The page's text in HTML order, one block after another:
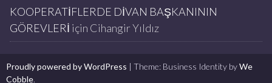
KOOPERATİFLERDE DİVAN BAŞKANININ
GÖREVLERİ için Cihangir Yıldız
Proudly powered by WordPress | Theme: Business Identity byWe
Cobble.